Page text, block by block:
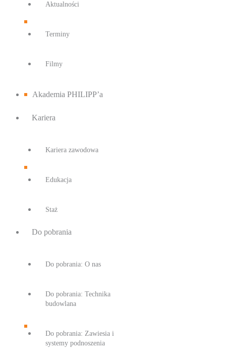
Aktualności
Terminy
Filmy
Akademia PHILIPP’a
Kariera
Kariera zawodowa
Edukacja
Staż
Do pobrania
Do pobrania: O nas
Do pobrania: Technika
budowlana
Do pobrania: Zawiesia i
systemy podnoszenia